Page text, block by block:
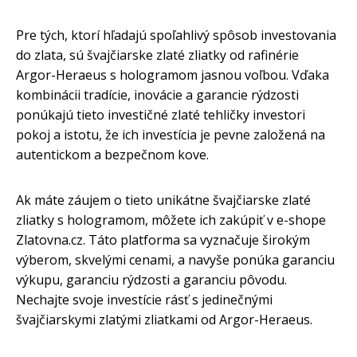
Pre tých, ktorí hľadajú spoľahlivý spôsob investovania
do zlata, sú švajčiarske zlaté zliatky od rafinérie
Argor-Heraeus s hologramom jasnou voľbou. Vďaka
kombinácii tradície, inovácie a garancie rýdzosti
ponúkajú tieto investičné zlaté tehličky investori
pokoj a istotu, že ich investícia je pevne založená na
autentickom a bezpečnom kove.
Ak máte záujem o tieto unikátne švajčiarske zlaté
zliatky s hologramom, môžete ich zakúpiť v e-shope
Zlatovna.cz. Táto platforma sa vyznačuje širokým
výberom, skvelými cenami, a navyše ponúka garanciu
výkupu, garanciu rýdzosti a garanciu pôvodu.
Nechajte svoje investície rásť s jedinečnými
švajčiarskymi zlatými zliatkami od Argor-Heraeus.